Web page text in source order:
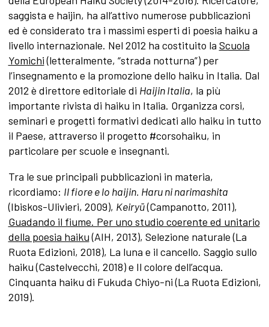
saggista e haijin, ha all’attivo numerose pubblicazioni
ed è considerato tra i massimi esperti di poesia haiku a
livello internazionale. Nel 2012 ha costituito la Scuola
Yomichi(letteralmente, “strada notturna”) per
l’insegnamento e la promozione dello haiku in Italia. Dal
2012 è direttore editoriale di Haijin Italia, la più
importante rivista di haiku in Italia. Organizza corsi,
seminari e progetti formativi dedicati allo haiku in tutto
il Paese, attraverso il progetto #corsohaiku, in
particolare per scuole e insegnanti.
Tra le sue principali pubblicazioni in materia,
ricordiamo: Il fiore e lo haijin. Haru ni narimashita
(Ibiskos-Ulivieri, 2009), Keiryū(Campanotto, 2011),
Guadando il fiume. Per uno studio coerente ed unitario
della poesia haiku(AIH, 2013), Selezione naturale (La
Ruota Edizioni, 2018), La luna e il cancello. Saggio sullo
haiku (Castelvecchi, 2018) e Il colore dell’acqua.
Cinquanta haiku di Fukuda Chiyo-ni (La Ruota Edizioni,
2019).